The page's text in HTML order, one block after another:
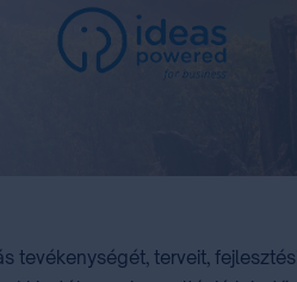
tevékenységét, terveit,